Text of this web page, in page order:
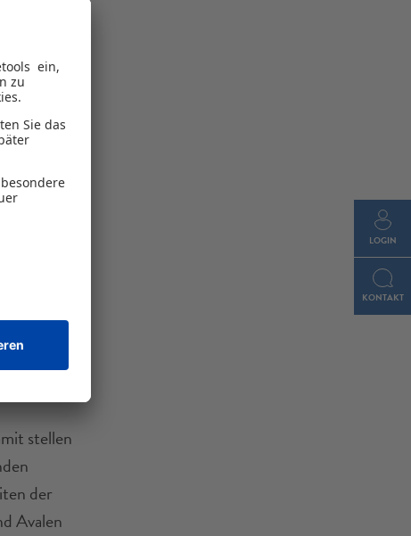
LOGIN
KONTAKT
und
mit
zu
zu den
ist der
die
stellen
der
Avalen